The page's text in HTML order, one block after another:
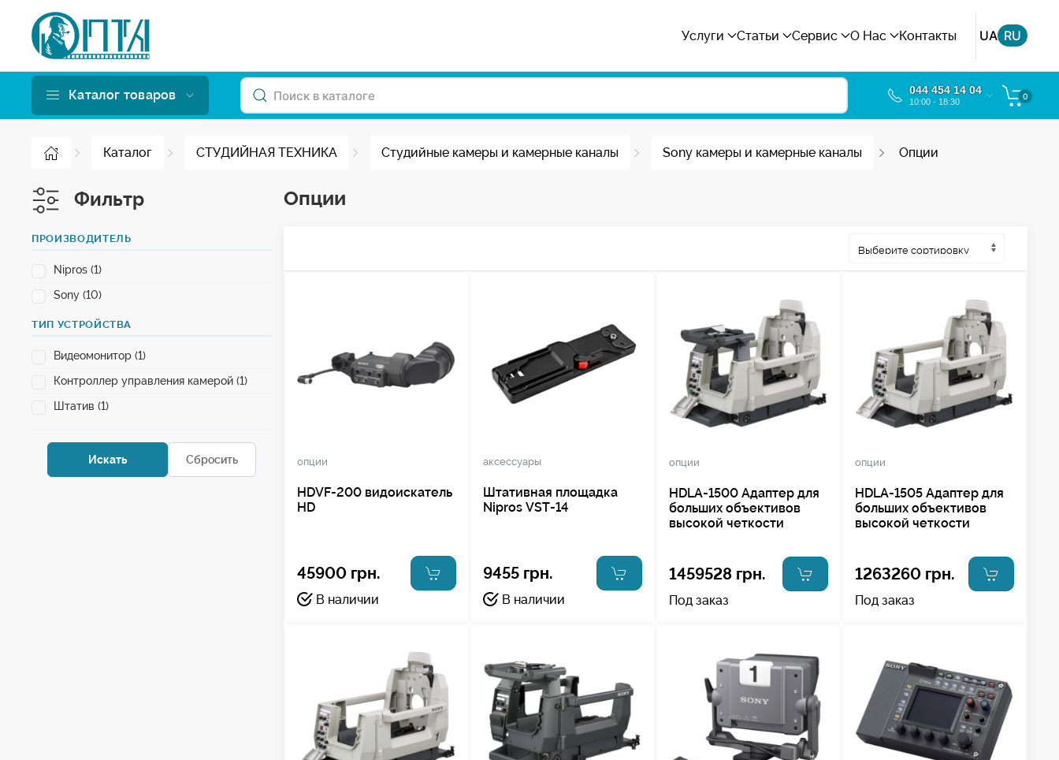
Услуги Статьи Сервис О Нас Контакты UA RU
Каталог товаров 044 454 14 04
10:00 - 18:30
0
Каталог СТУДИЙНАЯ ТЕХНИКА Студийные камеры и камерные каналы Sony камеры и камерные каналы Опции
Фильтр
ПРОИЗВОДИТЕЛЬ
Nipros (1)
Sony (10)
ТИП УСТРОЙСТВА
Видеомонитор (1)
Контроллер управления камерой (1)
Штатив (1)
Опции
опции
HDVF-200 видоискатель
HD
45900 грн.
В наличии
аксессуары
Штативная площадка
Nipros VST-14
9455 грн.
В наличии
опции
HDLA-1500 Адаптер для
больших объективов
высокой четкости
1459528 грн.
Под заказ
опции
HDLA-1505 Адаптер для
больших объективов
высокой четкости
1263260 грн.
Под заказ